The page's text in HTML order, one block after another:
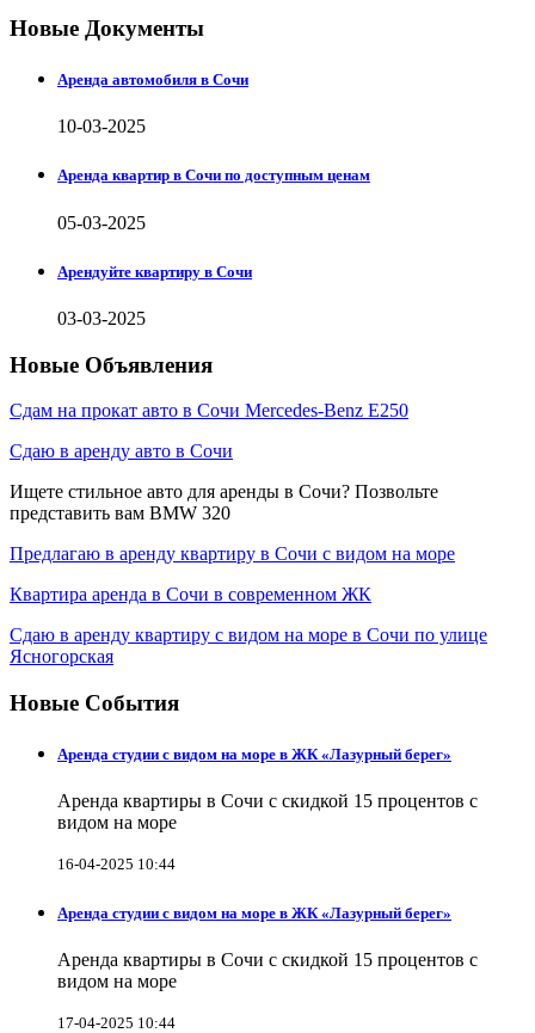
Новые Документы
Аренда автомобиля в Сочи
10-03-2025
Аренда квартир в Сочи по доступным ценам
05-03-2025
Арендуйте квартиру в Сочи
03-03-2025
Новые Объявления
Сдам на прокат авто в Сочи Mercedes-Benz E250
Сдаю в аренду авто в Сочи
Ищете стильное авто для аренды в Сочи? Позвольте
представить вам BMW 320
Предлагаю в аренду квартиру в Сочи с видом на море
Квартира аренда в Сочи в современном ЖК
Сдаю в аренду квартиру с видом на море в Сочи по улице
Ясногорская
Новые События
Аренда студии с видом на море в ЖК «Лазурный берег»
Аренда квартиры в Сочи с скидкой 15 процентов с
видом на море
16-04-2025 10:44
Аренда студии с видом на море в ЖК «Лазурный берег»
Аренда квартиры в Сочи с скидкой 15 процентов с
видом на море
17-04-2025 10:44